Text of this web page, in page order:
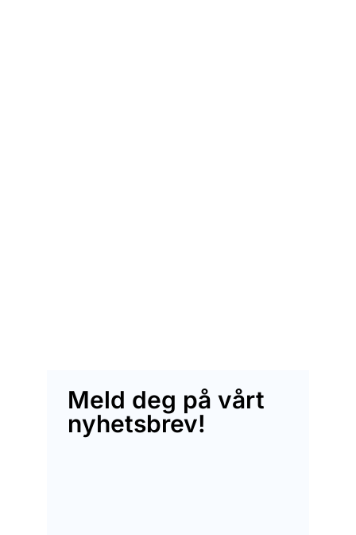
Meld deg på vårt
nyhetsbrev!